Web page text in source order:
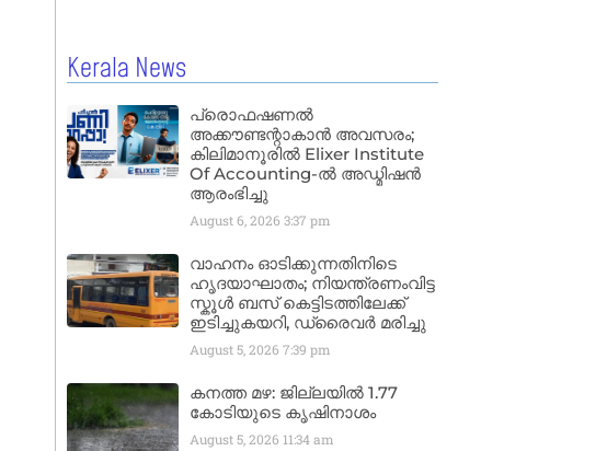
Kerala News
പ്രൊഫഷണൽ
അക്കൗണ്ടന്റാകാൻ അവസരം;
കിലിമാനൂരിൽ Elixer Institute
Of Accounting-ൽ അഡ്മിഷൻ
ആരംഭിച്ചു
August 6, 2026 3:37 pm
വാഹനം ഓടിക്കുന്നതിനിടെ
ഹൃദയാഘാതം; നിയന്ത്രണംവിട്ട
സ്കൂൾ ബസ് കെട്ടിടത്തിലേക്ക്
ഇടിച്ചുകയറി, ഡ്രൈവർ മരിച്ചു
August 5, 2026 7:39 pm
കനത്ത മഴ: ജില്ലയിൽ 1.77
കോടിയുടെ കൃഷിനാശം
August 5, 2026 11:34 am